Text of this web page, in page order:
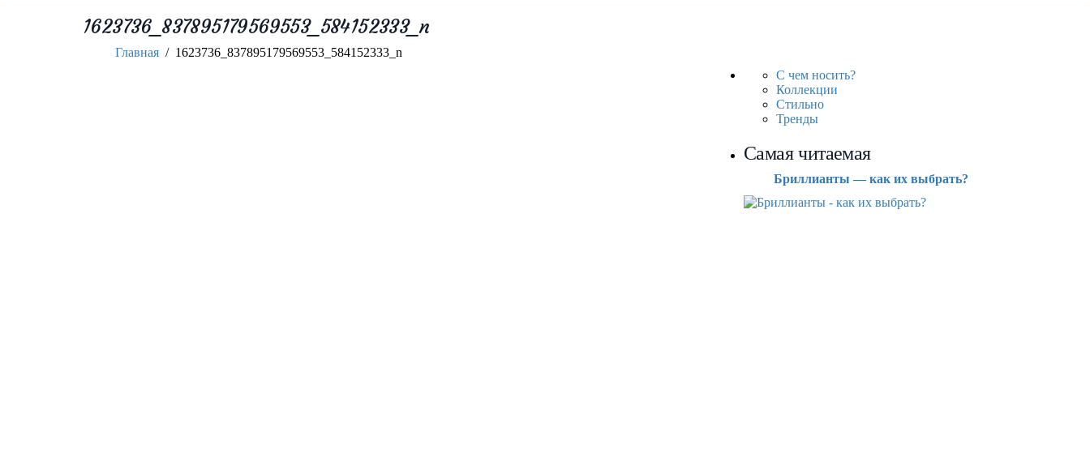
1623736_837895179569553_584152333_n
Главная / 1623736_837895179569553_584152333_n
С чем носить?
Коллекции
Стильно
Тренды
Самая читаемая
Бриллианты — как их выбрать?